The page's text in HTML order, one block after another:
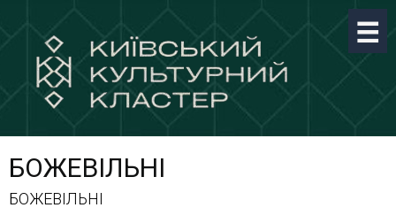
БОЖЕВІЛЬНІ
БОЖЕВІЛЬНІ